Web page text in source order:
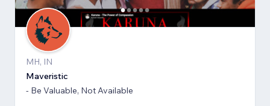
MH, IN
Maveristic
- Be Valuable, Not Available